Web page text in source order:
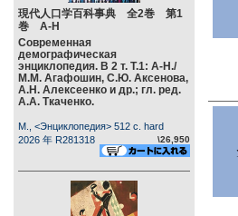
現代人口学百科事典 全2巻 第1
巻 А-Н
Современная
демографическая
энциклопедия. В 2 т. Т.1: А-Н./
М.М. Агафошин, С.Ю. Аксенова,
А.Н. Алексеенко и др.; гл. ред.
А.А. Ткаченко.
М., <Энциклопедия> 512 c. hard
2026 年 R281318
\26,950